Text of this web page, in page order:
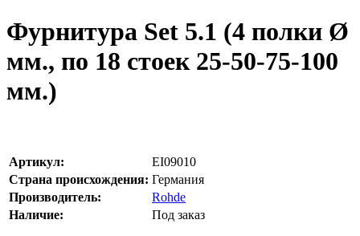
Фурнитура Set 5.1 (4 полки Ø
мм., по 18 стоек 25-50-75-100
мм.)
Артикул:
EI09010
Страна происхождения: Германия
Производитель:
Rohde
Наличие:
Под заказ